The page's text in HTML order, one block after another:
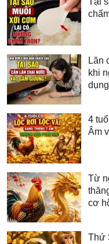
Lăn
khi
4
Âm
Từ
cơ
Thứ